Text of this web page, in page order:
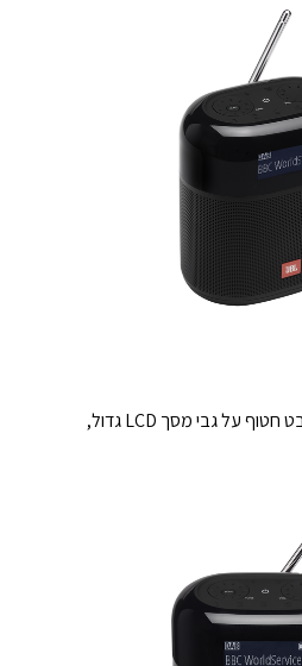
ראו את פרטי התחנה במבט חטוף על גבי מסך LCD גדול,